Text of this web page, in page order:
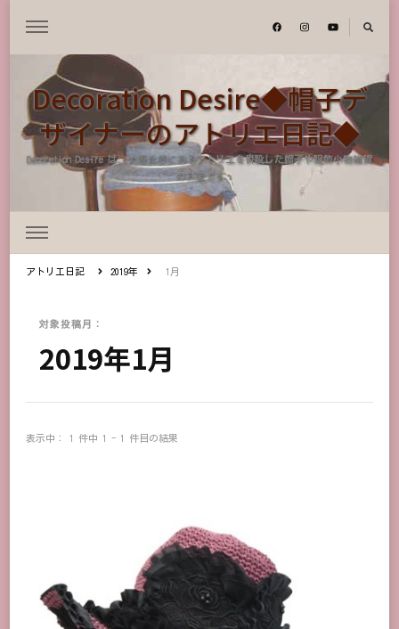
Decoration Desire◆帽子デ
ザイナーのアトリエ日記◆
Decoration Desire は、大阪北摂にあるアトリエを併設した帽子や服飾小物雑貨
のお店です
アトリエ日記 2019年 1月
対象投稿月：
2019年1月
表示中： 1 件中 1 - 1 件目の結果